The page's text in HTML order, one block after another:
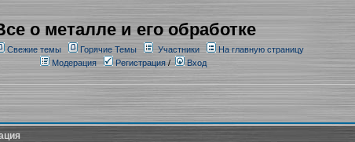
о металле и его обработке
Свежие темы Горячие Темы Участники
На главную страницу
Модерация
Регистрация/ Вход